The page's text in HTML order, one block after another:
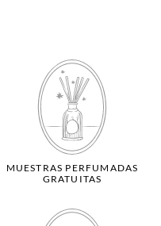
MUESTRAS PERFUMADAS
GRATUITAS